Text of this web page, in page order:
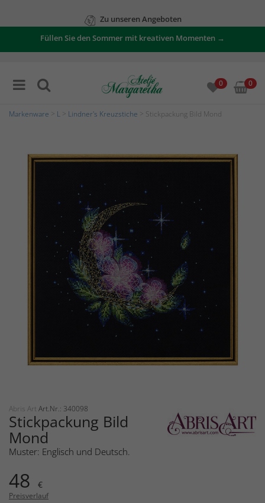
Zu unseren Angeboten
Füllen Sie den Sommer mit kreativen Momenten →
0 0
Markenware L Lindner's Kreuzstiche > Stickpackung Bild Mond
Abris Art Art.Nr.: 340098
Stickpackung Bild
Mond
Muster: Englisch und Deutsch.
48 €
Preisverlauf